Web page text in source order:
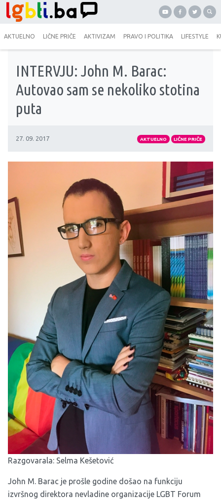
AKTUELNO LIČNE PRIČE AKTIVIZAM PRAVO I POLITIKA LIFESTYLE
INTERVJU: John M. Barac:
Autovao sam se nekoliko stotina
puta
27. 09. 2017 AKTUELNO LIČNE PRIČE
Razgovarala: Selma Kešetović
John M. Barac je prošle godine došao na funkciju
izvršnog direktora nevladine organizacije LGBT Forum